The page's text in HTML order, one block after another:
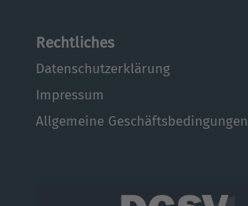
Rechtliches
Datenschutzerklärung
Impressum
Allgemeine Geschäftsbedingungen